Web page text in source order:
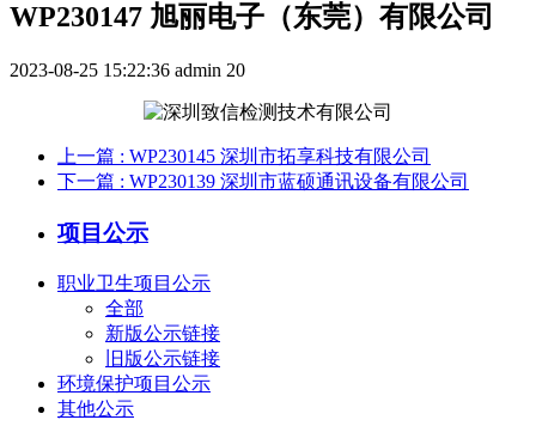
WP230147 旭丽电子（东莞）有限公司
2023-08-25 15:22:36 admin 20
上一篇 : WP230145 深圳市拓享科技有限公司
下一篇 : WP230139 深圳市蓝硕通讯设备有限公司
项目公示
职业卫生项目公示
全部
新版公示链接
旧版公示链接
环境保护项目公示
其他公示